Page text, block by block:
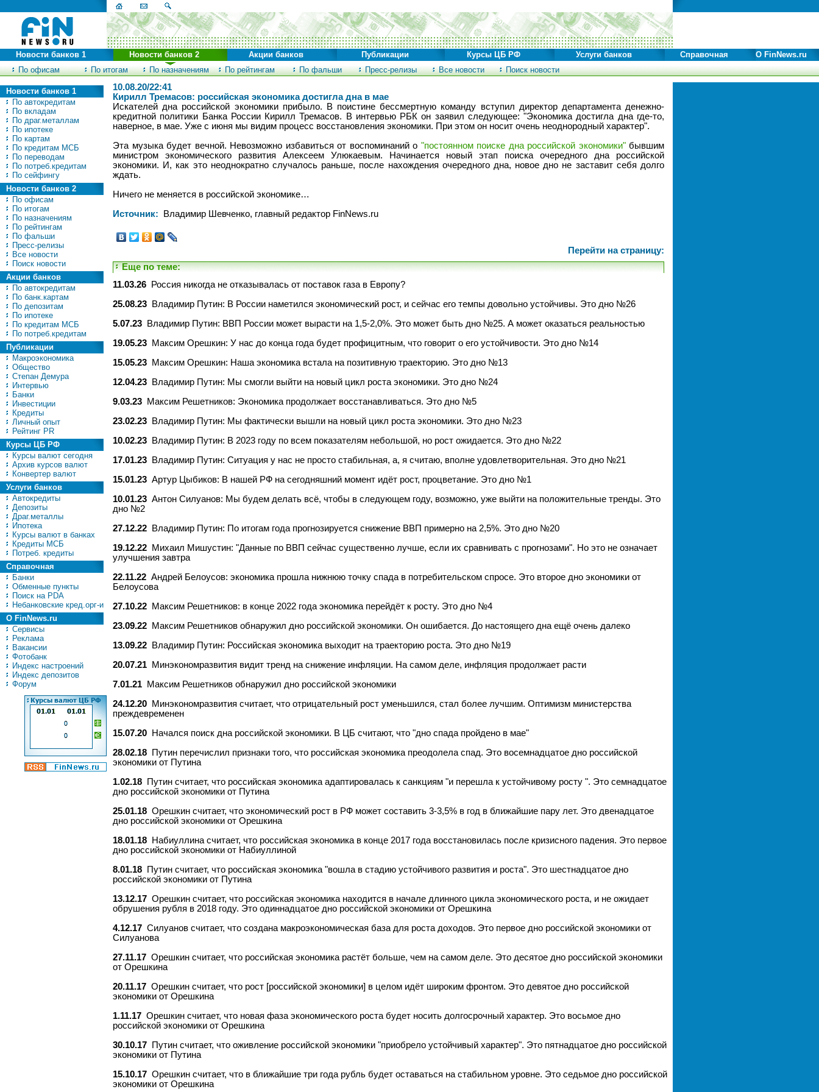
По офисам По итогам По назначениям По рейтингам По фальши Пресс-релизы Все новости Поиск новости
Новости банков 1 Новости банков 2 Акции банков Публикации Курсы ЦБ РФ Услуги банков Справочная О FinNews.ru
Новости банков 1
По автокредитам
По вкладам
По драг.металлам
По ипотеке
По картам
По кредитам МСБ
По переводам
По потреб.кредитам
По сейфингу
Новости банков 2
По офисам
По итогам
По назначениям
По рейтингам
По фальши
Пресс-релизы
Все новости
Поиск новости
Акции банков
По автокредитам
По банк.картам
По депозитам
По ипотеке
По кредитам МСБ
По потреб.кредитам
Публикации
Макроэкономика
Общество
Степан Демура
Интервью
Банки
Инвестиции
Кредиты
Личный опыт
Рейтинг PR
Курсы ЦБ РФ
Курсы валют сегодня
Архив курсов валют
Конвертер валют
Услуги банков
Автокредиты
Депозиты
Драг.металлы
Ипотека
Курсы валют в банках
Кредиты МСБ
Потреб. кредиты
Справочная
Банки
Обменные пункты
Поиск на PDA
Небанковские кред.орг-и
О FinNews.ru
Сервисы
Реклама
Вакансии
Фотобанк
Индекс настроений
Индекс депозитов
Форум
10.08.20/22:41
Кирилл Тремасов: российская экономика достигла дна в мае
Искателей дна российской экономики прибыло. В поистине бессмертную команду вступил директор департамента денежно-
кредитной политики Банка России Кирилл Тремасов. В интервью РБК он заявил следующее: "Экономика достигла дна где-то,
наверное, в мае. Уже с июня мы видим процесс восстановления экономики. При этом он носит очень неоднородный характер".
Эта музыка будет вечной. Невозможно избавиться от воспоминаний о "постоянном поиске дна российской экономики"бывшим
министром экономического развития Алексеем Улюкаевым. Начинается новый этап поиска очередного дна российской
экономики. И, как это неоднократно случалось раньше, после нахождения очередного дна, новое дно не заставит себя долго
ждать.
Ничего не меняется в российской экономике…
Источник: Владимир Шевченко, главный редактор FinNews.ru
Перейти на страницу:
Еще по теме:
11.03.26
Россия никогда не отказывалась от поставок газа в Европу?
25.08.23
Владимир Путин: В России наметился экономический рост, и сейчас его темпы довольно устойчивы. Это дно №26
5.07.23
Владимир Путин: ВВП России может вырасти на 1,5-2,0%. Это может быть дно №25. А может оказаться реальностью
19.05.23
Максим Орешкин: У нас до конца года будет профицитным, что говорит о его устойчивости. Это дно №14
15.05.23
Максим Орешкин: Наша экономика встала на позитивную траекторию. Это дно №13
12.04.23
Владимир Путин: Мы смогли выйти на новый цикл роста экономики. Это дно №24
9.03.23
Максим Решетников: Экономика продолжает восстанавливаться. Это дно №5
23.02.23
Владимир Путин: Мы фактически вышли на новый цикл роста экономики. Это дно №23
10.02.23
Владимир Путин: В 2023 году по всем показателям небольшой, но рост ожидается. Это дно №22
17.01.23
Владимир Путин: Ситуация у нас не просто стабильная, а, я считаю, вполне удовлетворительная. Это дно №21
15.01.23 Артур Цыбиков: В нашей РФ на сегодняшний момент идёт рост, процветание. Это дно №1
10.01.23 Антон Силуанов: Мы будем делать всё, чтобы в следующем году, возможно, уже выйти на положительные тренды. Это
дно №2
27.12.22
Владимир Путин: По итогам года прогнозируется снижение ВВП примерно на 2,5%. Это дно №20
19.12.22
Михаил Мишустин: "Данные по ВВП сейчас существенно лучше, если их сравнивать с прогнозами". Но это не означает
улучшения завтра
22.11.22 Андрей Белоусов: экономика прошла нижнюю точку спада в потребительском спросе. Это второе дно экономики от
Белоусова
27.10.22
Максим Решетников: в конце 2022 года экономика перейдёт к росту. Это дно №4
23.09.22
Максим Решетников обнаружил дно российской экономики. Он ошибается. До настоящего дна ещё очень далеко
13.09.22
Владимир Путин: Российская экономика выходит на траекторию роста. Это дно №19
20.07.21
Минэкономразвития видит тренд на снижение инфляции. На самом деле, инфляция продолжает расти
7.01.21
Максим Решетников обнаружил дно российской экономики
24.12.20
Минэкономразвития считает, что отрицательный рост уменьшился, стал более лучшим. Оптимизм министерства
преждевременен
15.07.20
Начался поиск дна российской экономики. В ЦБ считают, что "дно спада пройдено в мае"
28.02.18
Путин перечислил признаки того, что российская экономика преодолела спад. Это восемнадцатое дно российской
экономики от Путина
1.02.18
Путин считает, что российская экономика адаптировалась к санкциям "и перешла к устойчивому росту ". Это семнадцатое
дно российской экономики от Путина
25.01.18 Орешкин считает, что экономический рост в РФ может составить 3-3,5% в год в ближайшие пару лет. Это двенадцатое
дно российской экономики от Орешкина
18.01.18
Набиуллина считает, что российская экономика в конце 2017 года восстановилась после кризисного падения. Это первое
дно российской экономики от Набиуллиной
8.01.18
Путин считает, что российская экономика "вошла в стадию устойчивого развития и роста". Это шестнадцатое дно
российской экономики от Путина
13.12.17 Орешкин считает, что российская экономика находится в начале длинного цикла экономического роста, и не ожидает
обрушения рубля в 2018 году. Это одиннадцатое дно российской экономики от Орешкина
4.12.17 Силуанов считает, что создана макроэкономическая база для роста доходов. Это первое дно российской экономики от
Силуанова
27.11.17 Орешкин считает, что российская экономика растёт больше, чем на самом деле. Это десятое дно российской экономики
от Орешкина
20.11.17 Орешкин считает, что рост [российской экономики] в целом идёт широким фронтом. Это девятое дно российской
экономики от Орешкина
1.11.17 Орешкин считает, что новая фаза экономического роста будет носить долгосрочный характер. Это восьмое дно
российской экономики от Орешкина
30.10.17
Путин считает, что оживление российской экономики "приобрело устойчивый характер". Это пятнадцатое дно российской
экономики от Путина
15.10.17 Орешкин считает, что в ближайшие три года рубль будет оставаться на стабильном уровне. Это седьмое дно российской
экономики от Орешкина